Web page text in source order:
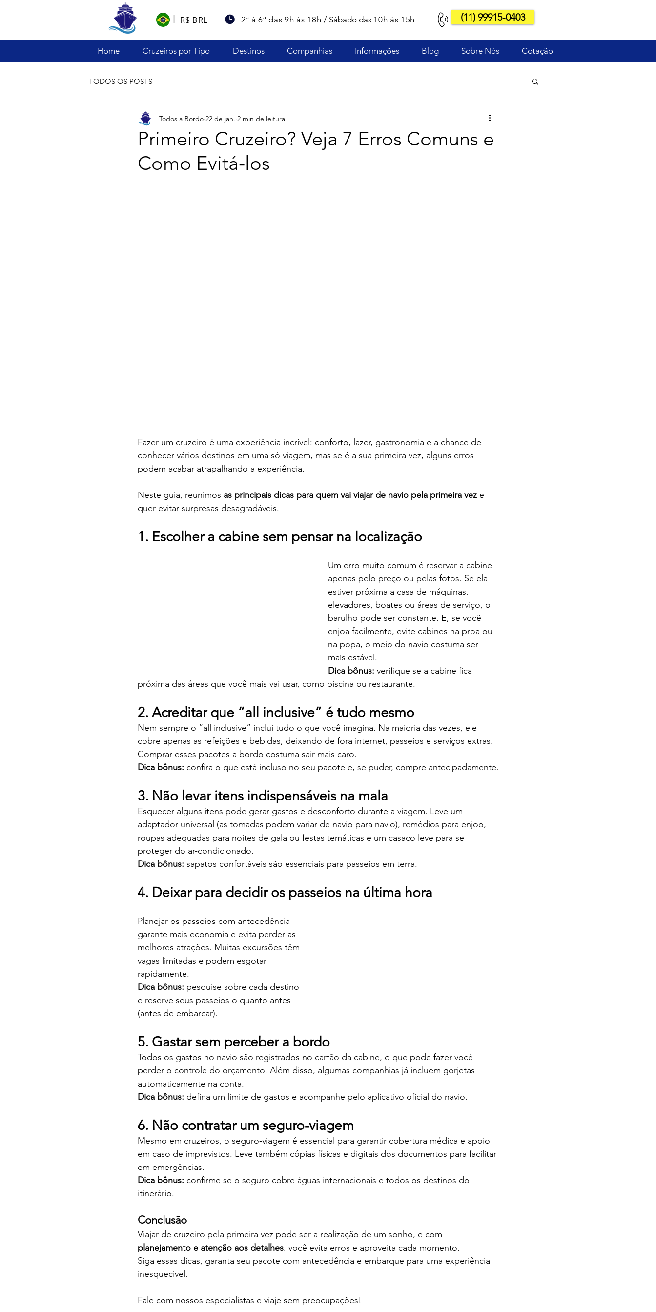
l R$ BRL 2ª à 6ª das 9h às 18h / Sábado das 10h às 15h (11) 99915-0403
Home Cruzeiros por Tipo Destinos Companhias Informações Blog Sobre Nós Cotação
TODOS OS POSTS
Primeiro Cruzeiro? Veja 7 Erros Comuns e
Como Evitá-los
Todos a Bordo 22 de jan. 2 min de leitura
Fazer um cruzeiro é uma experiência incrível: conforto, lazer, gastronomia e a chance de
conhecer vários destinos em uma só viagem, mas se é a sua primeira vez, alguns erros
podem acabar atrapalhando a experiência.
Neste guia, reunimos as principais dicas para quem vai viajar de navio pela primeira vez e
quer evitar surpresas desagradáveis.
1. Escolher a cabine sem pensar na localização
Um erro muito comum é reservar a cabine
apenas pelo preço ou pelas fotos. Se ela
estiver próxima a casa de máquinas,
elevadores, boates ou áreas de serviço, o
barulho pode ser constante. E, se você
enjoa facilmente, evite cabines na proa ou
na popa, o meio do navio costuma ser
mais estável.
Dica bônus: verifique se a cabine fica
próxima das áreas que você mais vai usar, como piscina ou restaurante.
2. Acreditar que “all inclusive” é tudo mesmo
Nem sempre o “all inclusive” inclui tudo o que você imagina. Na maioria das vezes, ele
cobre apenas as refeições e bebidas, deixando de fora internet, passeios e serviços extras.
Comprar esses pacotes a bordo costuma sair mais caro.
Dica bônus: confira o que está incluso no seu pacote e, se puder, compre antecipadamente.
3. Não levar itens indispensáveis na mala
Esquecer alguns itens pode gerar gastos e desconforto durante a viagem. Leve um
adaptador universal (as tomadas podem variar de navio para navio), remédios para enjoo,
roupas adequadas para noites de gala ou festas temáticas e um casaco leve para se
proteger do ar-condicionado.
Dica bônus: sapatos confortáveis são essenciais para passeios em terra.
4. Deixar para decidir os passeios na última hora
Planejar os passeios com antecedência
garante mais economia e evita perder as
melhores atrações. Muitas excursões têm
vagas limitadas e podem esgotar
rapidamente.
Dica bônus: pesquise sobre cada destino
e reserve seus passeios o quanto antes
(antes de embarcar).
5. Gastar sem perceber a bordo
Todos os gastos no navio são registrados no cartão da cabine, o que pode fazer você
perder o controle do orçamento. Além disso, algumas companhias já incluem gorjetas
automaticamente na conta.
Dica bônus: defina um limite de gastos e acompanhe pelo aplicativo oficial do navio.
6. Não contratar um seguro-viagem
Mesmo em cruzeiros, o seguro-viagem é essencial para garantir cobertura médica e apoio
em caso de imprevistos. Leve também cópias físicas e digitais dos documentos para facilitar
em emergências.
Dica bônus: confirme se o seguro cobre águas internacionais e todos os destinos do
itinerário.
Conclusão
Viajar de cruzeiro pela primeira vez pode ser a realização de um sonho, e com
planejamento e atenção aos detalhes, você evita erros e aproveita cada momento.
Siga essas dicas, garanta seu pacote com antecedência e embarque para uma experiência
inesquecível.
Fale com nossos especialistas e viaje sem preocupações!